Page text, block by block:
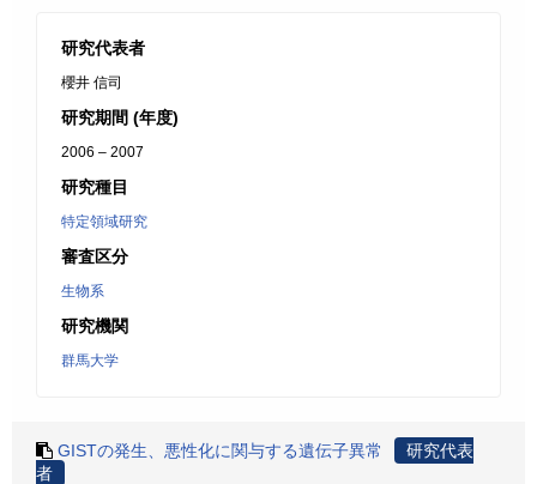
研究代表者
櫻井 信司
研究期間 (年度)
2006 – 2007
研究種目
特定領域研究
審査区分
生物系
研究機関
群馬大学
GISTの発生、悪性化に関与する遺伝子異常
研究代表
者